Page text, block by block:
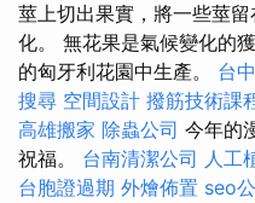
莖上切出果實，將一些莖
化。 無花果是氣候變化的
的匈牙利花園中生產。 台
搜尋 空間設計 撥筋技術課
高雄搬家 除蟲公司 今年的
祝福。 台南清潔公司 人工
台胞證過期 外燴佈置 seo